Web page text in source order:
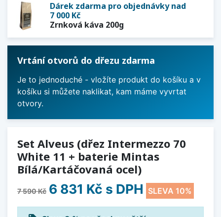
Dárek zdarma pro objednávky nad
7 000 Kč
Zrnková káva 200g
Vrtání otvorů do dřezu zdarma
Je to jednoduché - vložíte produkt do košíku a v
košíku si můžete naklikat, kam máme vyvrtat
otvory.
Set Alveus (dřez Intermezzo 70
White 11 + baterie Mintas
Bílá/Kartáčovaná ocel)
7 590 Kč 6 831 Kč s DPH SLEVA 10%